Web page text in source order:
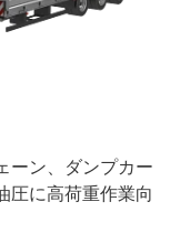
ーン、ダンプカー
圧に高荷重作業向